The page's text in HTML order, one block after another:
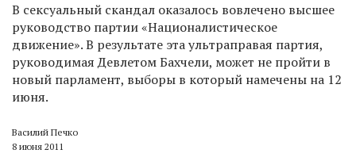
В сексуальный скандал оказалось вовлечено высшее
руководство партии «Националистическое
движение». В результате эта ультраправая партия,
руководимая Девлетом Бахчели, может не пройти в
новый парламент, выборы в который намечены на 12
июня.
Василий Печко
8 июня 2011